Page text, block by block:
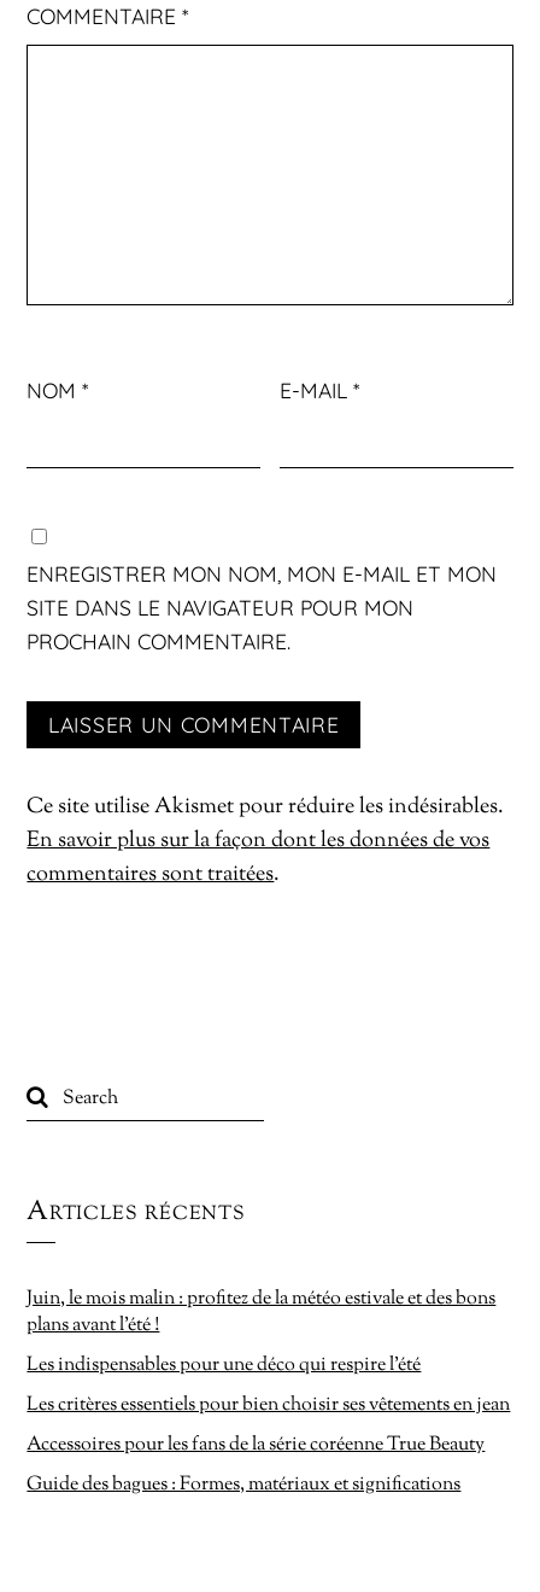
COMMENTAIRE*
NOM* E-MAIL*
ENREGISTRER MON NOM, MON E-MAIL ET MON
SITE DANS LE NAVIGATEUR POUR MON
PROCHAIN COMMENTAIRE.
Ce site utilise Akismet pour réduire les indésirables.
En savoir plus sur la façon dont les données de vos
commentaires sont traitées.
Articles récents
Juin, le mois malin : profitez de la météo estivale et des bons
plans avant l’été !
Les indispensables pour une déco qui respire l’été
Les critères essentiels pour bien choisir ses vêtements en jean
Accessoires pour les fans de la série coréenne True Beauty
Guide des bagues : Formes, matériaux et significations